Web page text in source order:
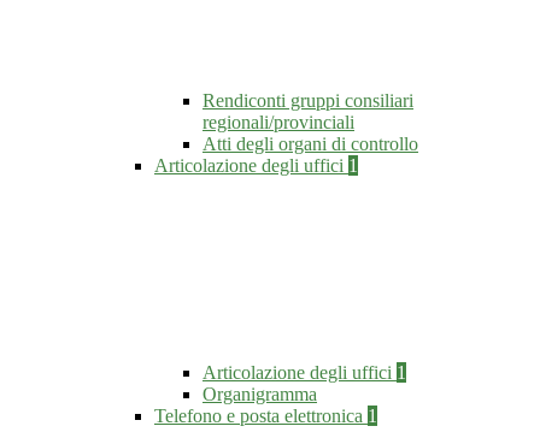
Rendiconti gruppi consiliari
regionali/provinciali
Atti degli organi di controllo
Articolazione degli uffici 1
Articolazione degli uffici 1
Organigramma
Telefono e posta elettronica 1